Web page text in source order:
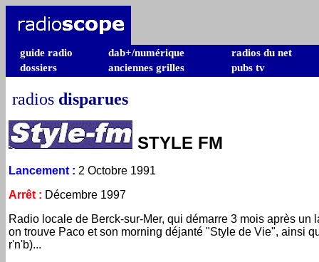
guide radio dab+/numérique
radios du net
dossiers
anciennes grilles pubs tv
radios disparues
STYLE FM
Lancement : 2 Octobre 1991
Arrêt : Décembre 1997
Radio locale de Berck-sur-Mer, qui démarre 3 mois après
on trouve Paco et son morning déjanté "Style de Vie", ainsi
r'n'b)...